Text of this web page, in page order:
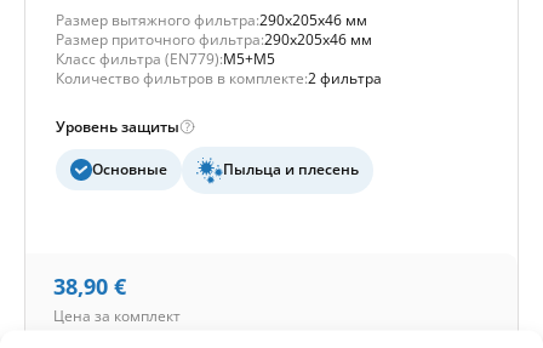
Размер вытяжного фильтра:290x205x46 мм
Размер приточного фильтра:290x205x46 мм
Класс фильтра (EN779):M5+M5
Количество фильтров в комплекте:2 фильтра
Уровень защиты
Основные Пыльца и плесень
38,90 €
Цена за комплект